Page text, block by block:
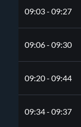
09:03 - 09:27
09:06 - 09:30
09:20 - 09:44
09:34 - 09:37